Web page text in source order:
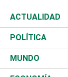
ACTUALIDAD
Nacional
Ciudad
POLÍTICA
Partidos
MUNDO